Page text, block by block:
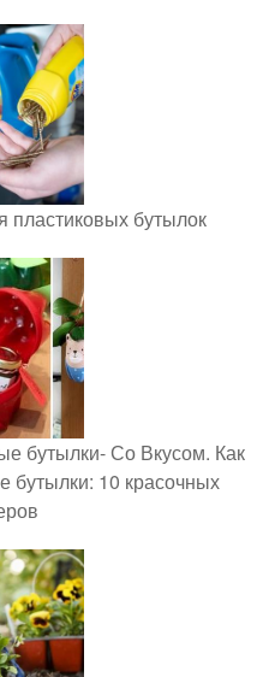
пластиковых бутылок
бутылки- Со Вкусом. Как
бутылки: 10 красочных